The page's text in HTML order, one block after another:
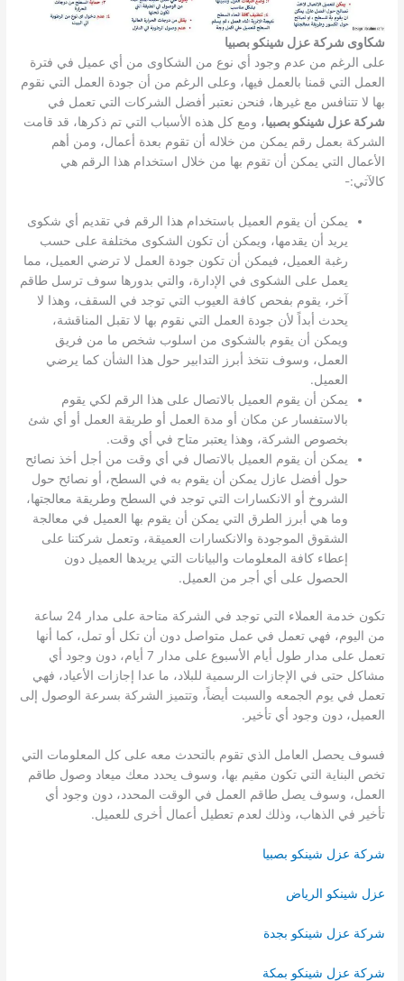
شكاوى شركة عزل شينكو بصبيا
على الرغم من عدم وجود أي نوع من الشكاوى من أي عميل في فترة
العمل التي قمنا بالعمل فيها، وعلى الرغم من أن جودة العمل التي نقوم
بها لا تتنافس مع غيرها، فنحن نعتبر أفضل الشركات التي تعمل في
شركة عزل شينكو بصبيا، ومع كل هذه الأسباب التي تم ذكرها، قد قامت
الشركة بعمل رقم يمكن من خلاله أن تقوم بعدة أعمال، ومن أهم
الأعمال التي يمكن أن تقوم بها من خلال استخدام هذا الرقم هي
كالآتي:-
يمكن أن يقوم العميل باستخدام هذا الرقم في تقديم أي شكوى
يريد أن يقدمها، ويمكن أن تكون الشكوى مختلفة على حسب
رغبة العميل، فيمكن أن تكون جودة العمل لا ترضي العميل، مما
يعمل على الشكوى في الإدارة، والتي بدورها سوف ترسل طاقم
آخر، يقوم بفحص كافة العيوب التي توجد في السقف، وهذا لا
يحدث أبداً لأن جودة العمل التي نقوم بها لا تقبل المناقشة،
ويمكن أن يقوم بالشكوى من اسلوب شخص ما من فريق
العمل، وسوف نتخذ أبرز التدابير حول هذا الشأن كما يرضي
العميل.
يمكن أن يقوم العميل بالاتصال على هذا الرقم لكي يقوم
بالاستفسار عن مكان أو مدة العمل أو طريقة العمل أو أي شئ
بخصوص الشركة، وهذا يعتبر متاح في أي وقت.
يمكن أن يقوم العميل بالاتصال في أي وقت من أجل أخذ نصائح
حول أفضل عازل يمكن أن يقوم به في السطح، أو نصائح حول
الشروخ أو الانكسارات التي توجد في السطح وطريقة معالجتها،
وما هي أبرز الطرق التي يمكن أن يقوم بها العميل في معالجة
الشقوق الموجودة والانكسارات العميقة، وتعمل شركتنا على
إعطاء كافة المعلومات والبيانات التي يريدها العميل دون
الحصول على أي أجر من العميل.
تكون خدمة العملاء التي توجد في الشركة متاحة على مدار 24 ساعة
من اليوم، فهي تعمل في عمل متواصل دون أن تكل أو تمل، كما أنها
تعمل على مدار طول أيام الأسبوع على مدار 7 أيام، دون وجود أي
مشاكل حتى في الإجازات الرسمية للبلاد، ما عدا إجازات الأعياد، فهي
تعمل في يوم الجمعه والسبت أيضاً، وتتميز الشركة بسرعة الوصول إلى
العميل، دون وجود أي تأخير.
فسوف يحصل العامل الذي تقوم بالتحدث معه على كل المعلومات التي
تخص البناية التي تكون مقيم بها، وسوف يحدد معك ميعاد وصول طاقم
العمل، وسوف يصل طاقم العمل في الوقت المحدد، دون وجود أي
تأخير في الذهاب، وذلك لعدم تعطيل أعمال أخرى للعميل.
شركة عزل شينكو بصبيا
عزل شينكو الرياض
شركة عزل شينكو بجدة
شركة عزل شينكو بمكة